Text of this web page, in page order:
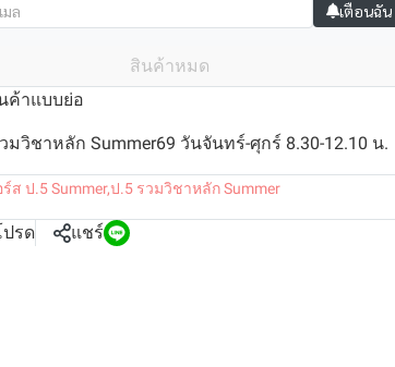
เตือนฉัน
สินค้าหมด
ค้าแบบย่อ
มวิชาหลัก Summer69 วันจันทร์-ศุกร์ 8.30-12.10 น.
ส ป.5 Summer,ป.5 รวมวิชาหลัก Summer
ปรด แชร์